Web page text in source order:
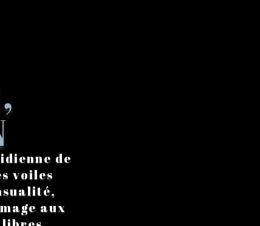
de
voiles
aux